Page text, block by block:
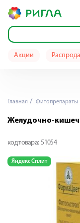
Акции
Главная Фитопрепараты
Желудочно-
код товара: 51054
Яндекс Сплит